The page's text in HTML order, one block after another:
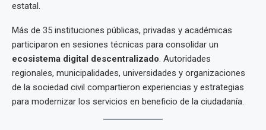
estatal.
Más de 35 instituciones públicas, privadas y académicas
participaron en sesiones técnicas para consolidar un
ecosistema digital descentralizado. Autoridades
regionales, municipalidades, universidades y organizaciones
de la sociedad civil compartieron experiencias y estrategias
para modernizar los servicios en beneficio de la ciudadanía.